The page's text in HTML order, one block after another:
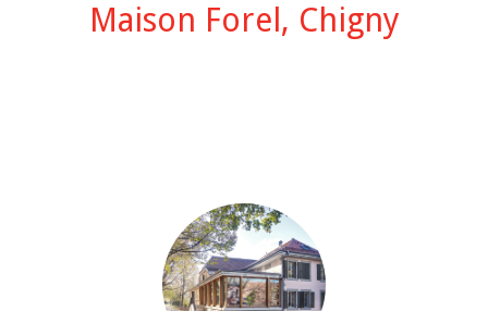
Maison Forel, Chigny